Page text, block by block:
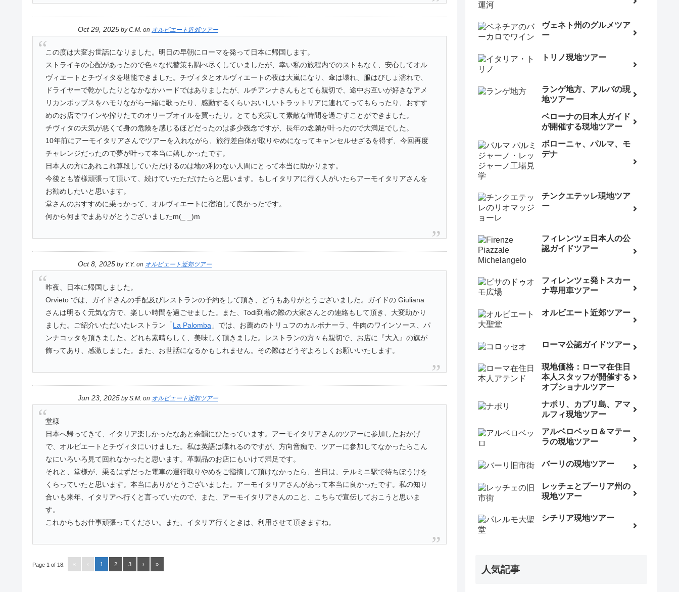
Oct 29, 2025 byC.M. on オルビエート近郊ツアー
この度は大変お世話になりました。明日の早朝にローマを発って日本に帰国します。
ストライキの心配があったので色々な代替策も調べ尽くしていましたが、幸い私の旅程内でのストもなく、安心してオル
ヴィエートとチヴィタを堪能できました。チヴィタとオルヴィエートの夜は大嵐になり、傘は壊れ、服はびしょ濡れで、
ドライヤーで乾かしたりとなかなかハードではありましたが、ルチアンナさんもとても親切で、途中お互いが好きなアメ
リカンポッブスをハモりながら一緒に歌ったり、感動するくらいおいしいトラットリアに連れてってもらったり、おすす
めのお店でワインや搾りたてのオリーブオイルを買ったり。とても充実して素敵な時間を過ごすことができました。
チヴィタの天気が悪くて身の危険を感じるほどだったのは多少残念ですが、長年の念願が叶ったので大満足でした。
10年前にアーモイタリアさんでツアーを入れながら、旅行差自体が取りやめになってキャンセルせざるを得ず、今回再度
チャレンジだったので夢が叶って本当に嬉しかったです。
日本人の方にあれこれ算段していただけるのは地の利のない人間にとって本当に助かります。
今後とも皆様頑張って頂いて、続けていたただけたらと思います。もしイタリアに行く人がいたらアーモイタリアさんを
お勧めしたいと思います。
堂さんのおすすめに乗っかって、オルヴィエートに宿泊して良かったです。
何から何までまありがとうございましたm(_ _)m
Oct 8, 2025 by Y.Y. on オルビエート近郊ツアー
昨夜、日本に帰国しました。
Orvieto では、ガイドさんの手配及びレストランの予約をして頂き、どうもありがとうございました。ガイドの Giuliana
さんは明るく元気な方で、楽しい時間を過ごせました。また、Todi到着の際の大家さんとの連絡もして頂き、大変助かり
ました。ご紹介いただいたレストラン「La Palomba 」では、お薦めのトリュフのカルボナーラ、牛肉のワインソース、パ
ンナコッタを頂きました。どれも素晴らしく、美味しく頂きました。レストランの方々も親切で、お店に『大入』の旗が
飾ってあり、感激しました。また、お世話になるかもしれません。その際はどうぞよろしくお願いいたします。
Jun 23, 2025 byS.M. on オルビエート近郊ツアー
堂様
日本へ帰ってきて、イタリア楽しかったなあと余韻にひたっています。アーモイタリアさんのツアーに参加したおかげ
で、オルビエートとチヴィタにいけました。私は英語は喋れるのですが、方向音痴で、ツアーに参加してなかったらこん
なにいろいろ見て回れなかったと思います。革製品のお店にもいけて満足です。
それと、堂様が、乗るはずだった電車の運行取りやめをご指摘して頂けなかったら、当日は、テルミニ駅で待ちぼうけを
くらっていたと思います。本当にありがとうございました。アーモイタリアさんがあって本当に良かったです。私の知り
合いも来年、イタリアへ行くと言っていたので、また、アーモイタリアさんのこと、こちらで宣伝しておこうと思いま
す。
これからもお仕事頑張ってください。また、イタリア行くときは、利用させて頂きますね。
Page 1 of 18: « ‹ 1 2 3 › »
ヴェネト州のグルメツア
ー
トリノ現地ツアー
ランゲ地方、アルバの現
地ツアー
ベローナの日本人ガイド
が開催する現地ツアー
ボローニャ、パルマ、モ
デナ
チンクエテッレ現地ツア
ー
フィレンツェ日本人の公
認ガイドツアー
フィレンツェ発トスカー
ナ専用車ツアー
オルビエート近郊ツアー
ローマ公認ガイドツアー
現地価格：ローマ在住日
本人スタッフが開催する
オプショナルツアー
ナポリ、カプリ島、アマ
ルフィ現地ツアー
アルベロベッロ＆マテー
ラの現地ツアー
バーリの現地ツアー
レッチェとプーリア州の
現地ツアー
シチリア現地ツアー
人気記事